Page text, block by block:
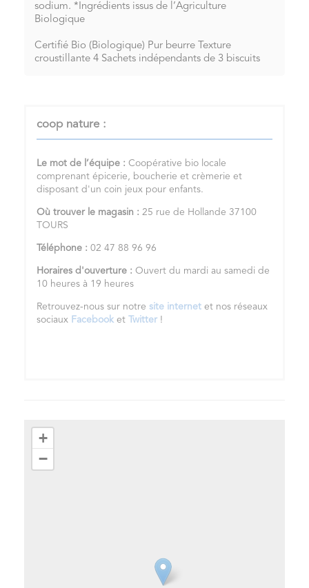
sodium. *Ingrédients issus de l’Agriculture
Biologique
Certifié Bio (Biologique) Pur beurre Texture
croustillante 4 Sachets indépendants de 3 biscuits
coop nature :
Le mot de l’équipe : Coopérative bio locale
comprenant épicerie, boucherie et crèmerie et
disposant d'un coin jeux pour enfants.
Où trouver le magasin : 25 rue de Hollande 37100
TOURS
Téléphone : 02 47 88 96 96
Horaires d'ouverture : Ouvert du mardi au samedi de
10 heures à 19 heures
Retrouvez-nous sur notre site internet et nos réseaux
sociaux Facebook et Twitter !
+
−